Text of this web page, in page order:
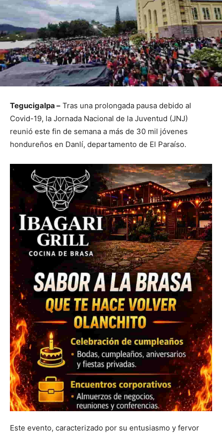
Tegucigalpa – Tras una prolongada pausa debido al
Covid-19, la Jornada Nacional de la Juventud (JNJ)
reunió este fin de semana a más de 30 mil jóvenes
hondureños en Danlí, departamento de El Paraíso.
Este evento, caracterizado por su entusiasmo y fervor